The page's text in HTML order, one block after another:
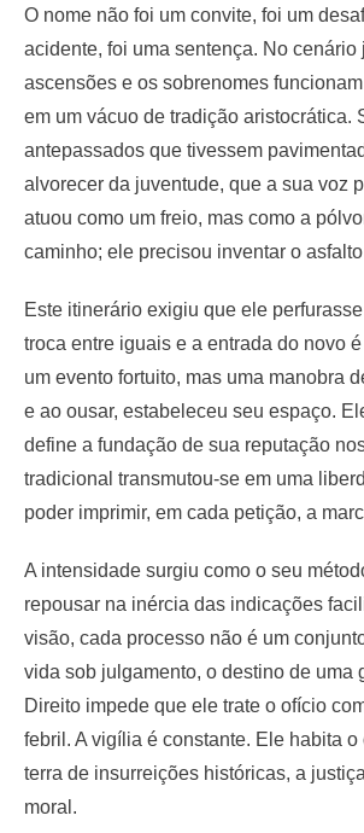
O nome não foi um convite, foi um
acidente, foi uma sentença. No
ascensões e os sobrenomes
em um vácuo de tradição
antepassados que tivessem
alvorecer da juventude, que a sua voz
atuou como um freio, mas como a
caminho; ele precisou inventar o
Este itinerário exigiu que ele
troca entre iguais e a entrada do novo
um evento fortuito, mas uma manobra
e ao ousar, estabeleceu seu espaço.
define a fundação de sua reputação
tradicional transmutou-se em uma
poder imprimir, em cada petição, a
A intensidade surgiu como o seu
repousar na inércia das indicações
visão, cada processo não é um
vida sob julgamento, o destino de
Direito impede que ele trate o ofício
febril. A vigília é constante. Ele habita
terra de insurreições históricas, a
moral.